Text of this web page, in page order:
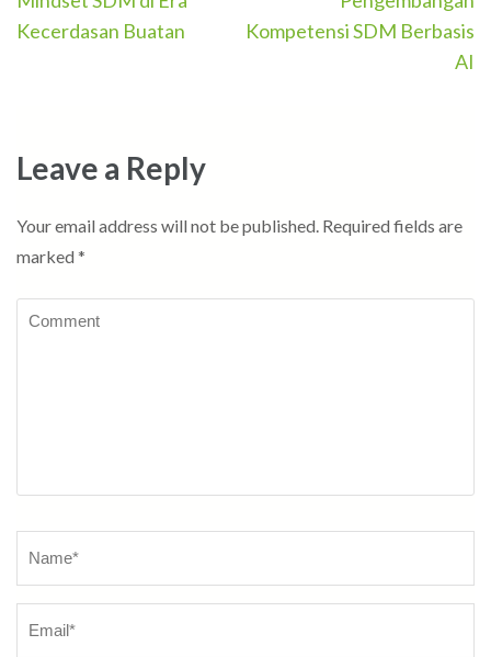
navigation
Kecerdasan Buatan
Kompetensi SDM Berbasis
AI
Leave a Reply
Your email address will not be published. Required fields are
marked *